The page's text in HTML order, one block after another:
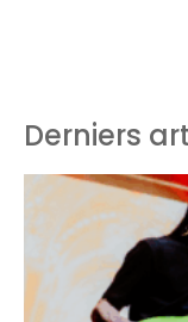
Derniers